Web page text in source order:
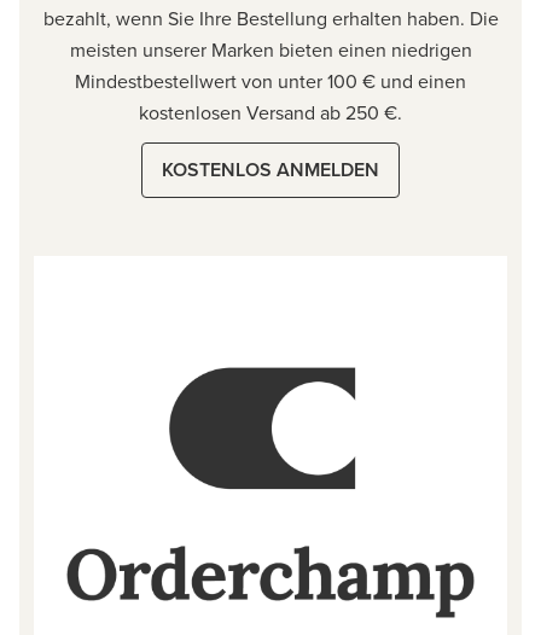
bezahlt, wenn Sie Ihre Bestellung erhalten haben. Die
meisten unserer Marken bieten einen niedrigen
Mindestbestellwert von unter 100 € und einen
kostenlosen Versand ab 250 €.
KOSTENLOS ANMELDEN